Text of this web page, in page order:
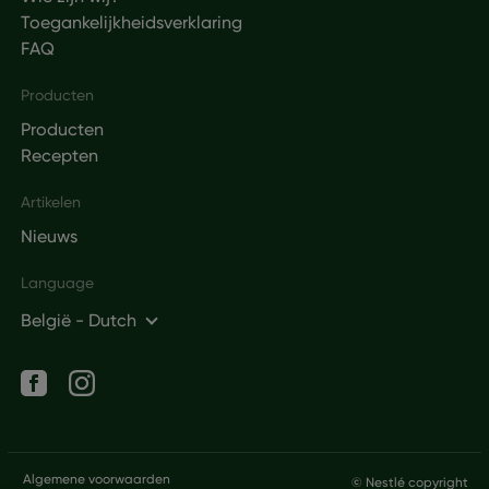
Toegankelijkheidsverklaring
FAQ
Producten
Producten
Recepten
Artikelen
Nieuws
Language
België - Dutch
Legal
Algemene voorwaarden © Nestlé copyright